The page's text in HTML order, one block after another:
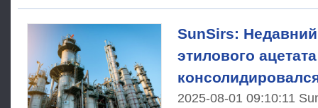
SunSirs:
этилового ацетата
2025-08-01 09:10:11